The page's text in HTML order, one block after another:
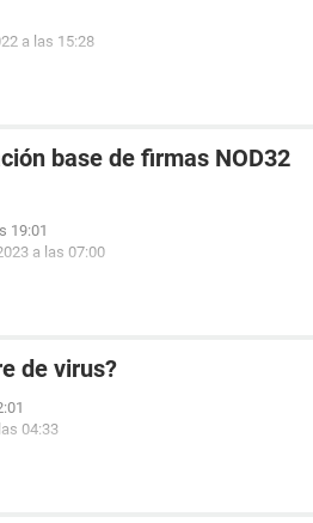
a las 15:28
base de firmas NOD32
19:01
a las 07:00
de virus?
04:33